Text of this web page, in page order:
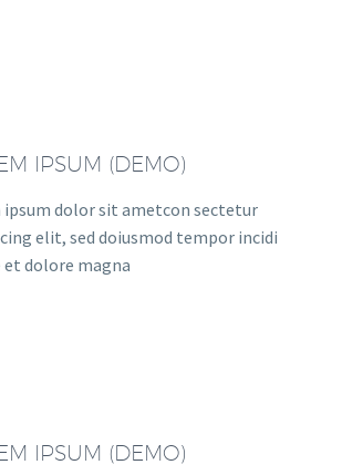
IPSUM (DEMO)
ipsum dolor sit ametcon sectetur
elit, sed doiusmod tempor incidi
et dolore magna
IPSUM (DEMO)